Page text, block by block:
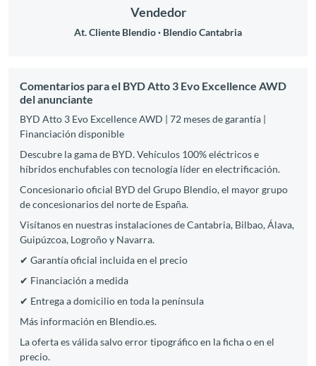
Vendedor
At. Cliente Blendio Blendio Cantabria
Comentarios para el BYD Atto 3 Evo Excellence AWD
del anunciante
BYD Atto 3 Evo Excellence AWD | 72 meses de garantía |
Financiación disponible
Descubre la gama de BYD. Vehículos 100% eléctricos e
híbridos enchufables con tecnología líder en electrificación.
Concesionario oficial BYD del Grupo Blendio, el mayor grupo
de concesionarios del norte de España.
Visítanos en nuestras instalaciones de Cantabria, Bilbao, Álava,
Guipúzcoa, Logroño y Navarra.
✔ Garantía oficial incluida en el precio
✔ Financiación a medida
✔ Entrega a domicilio en toda la península
Más información en Blendio.es.
La oferta es válida salvo error tipográfico en la ficha o en el
precio.